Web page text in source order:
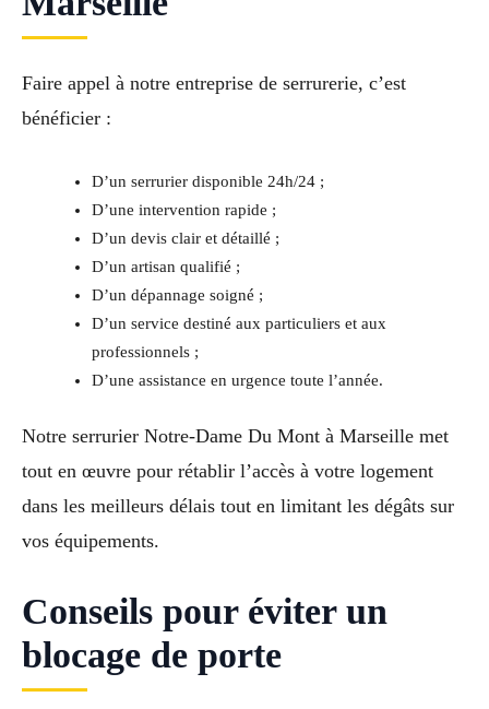
Faire appel à notre entreprise de serrurerie, c’est
bénéficier :
D’un serrurier disponible 24h/24 ;
D’une intervention rapide ;
D’un devis clair et détaillé ;
D’un artisan qualifié ;
D’un dépannage soigné ;
D’un service destiné aux particuliers et aux
professionnels ;
D’une assistance en urgence toute l’année.
Notre serrurier Notre-Dame Du Mont à Marseille met
tout en œuvre pour rétablir l’accès à votre logement
dans les meilleurs délais tout en limitant les dégâts sur
vos équipements.
Conseils pour éviter un
blocage de porte